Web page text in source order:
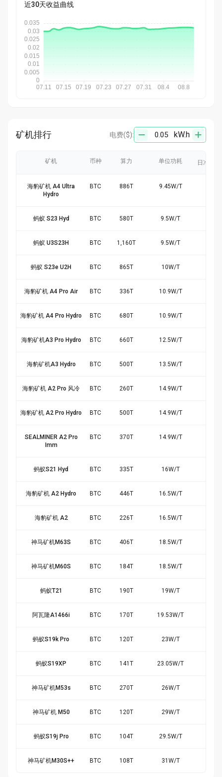
近30天收益曲线
矿机排行 电费($): kW.h
矿机 币种 算力 单位功耗 日净产出
海豹矿机 A4 Ultra
Hydro
BTC 886T 9.45W/T
蚂蚁 S23 Hyd BTC 580T 9.5W/T
蚂蚁 U3S23H BTC 1,160T 9.5W/T
蚂蚁 S23e U2H BTC 865T 10W/T
海豹矿机 A4 Pro Air BTC 336T 10.9W/T
海豹矿机 A4 Pro Hydro BTC 680T 10.9W/T
海豹矿机A3 Pro Hydro BTC 660T 12.5W/T
海豹矿机A3 Hydro BTC 500T 13.5W/T
海豹矿机 A2 Pro 风冷 BTC 260T 14.9W/T
海豹矿机 A2 Pro Hydro BTC 500T 14.9W/T
SEALMINER A2 Pro
Imm
BTC 370T 14.9W/T
蚂蚁S21 Hyd BTC 335T 16W/T
海豹矿机 A2 Hydro BTC 446T 16.5W/T
海豹矿机 A2 BTC 226T 16.5W/T
神马矿机M63S BTC 406T 18.5W/T
神马矿机M60S BTC 184T 18.5W/T
蚂蚁T21 BTC 190T 19W/T
阿瓦隆A1466i BTC 170T 19.53W/T
蚂蚁S19k Pro BTC 120T 23W/T
蚂蚁S19XP BTC 141 T 23.05W/T
神马矿机M53s BTC 270T 26W/T
神马矿机 M50 BTC 120T 29W/T
蚂蚁S19j Pro BTC 104T 29.5W/T
神马矿机M30S++ BTC 108T 31 W/T